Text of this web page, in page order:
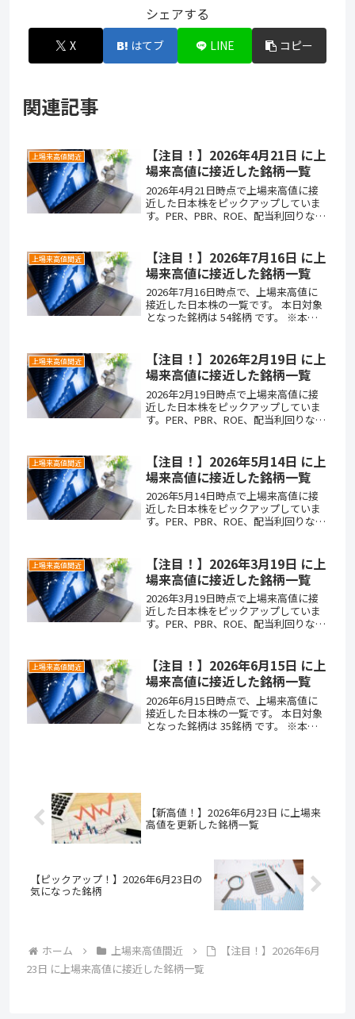
シェアする
X はてブ LINE コピー
関連記事
上場来高値間近
【注目！】2026年4月21日 に上
場来高値に接近した銘柄一覧
2026年4月21日時点で上場来高値に接
近した日本株をピックアップしていま
す。PER、PBR、ROE、配当利回りな
上場来高値間近
【注目！】2026年7月16日 に上
場来高値に接近した銘柄一覧
2026年7月16日時点で、上場来高値に
接近した日本株の一覧です。 本日対象
となった銘柄は 54銘柄 です。 ※本記
場来高値を更新していない銘柄を「上
場来高値間近」として...
上場来高値間近
【注目！】2026年2月19日 に上
場来高値に接近した銘柄一覧
2026年2月19日時点で上場来高値に接
近した日本株をピックアップしていま
す。PER、PBR、ROE、配当利回りな
上場来高値間近
【注目！】2026年5月14日 に上
場来高値に接近した銘柄一覧
2026年5月14日時点で上場来高値に接
近した日本株をピックアップしていま
す。PER、PBR、ROE、配当利回りな
上場来高値間近
【注目！】2026年3月19日 に上
場来高値に接近した銘柄一覧
2026年3月19日時点で上場来高値に接
近した日本株をピックアップしていま
す。PER、PBR、ROE、配当利回りな
上場来高値間近
【注目！】2026年6月15日 に上
場来高値に接近した銘柄一覧
2026年6月15日時点で、上場来高値に
接近した日本株の一覧です。 本日対象
となった銘柄は 35銘柄 です。 ※本記
【新高値！】2026年6月23日 に上場来
高値を更新した銘柄一覧
【ピックアップ！】2026年6月23日の
気になった銘柄
ホーム 上場来高値間近
【注目！】2026年6月
23日 に上場来高値に接近した銘柄一覧